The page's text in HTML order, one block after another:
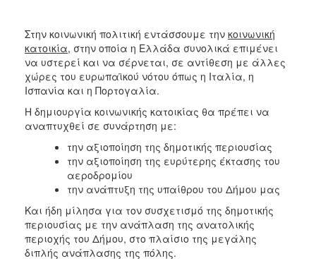
Στην κοινωνική πολιτική εντάσσουμε την κοινωνική
κατοικία, στην οποία η Ελλάδα συνολικά επιμένει
να υστερεί και να σέρνεται, σε αντίθεση με άλλες
χώρες του ευρωπαϊκού νότου όπως η Ιταλία, η
Ισπανία και η Πορτογαλία.
Η δημιουργία κοινωνικής κατοικίας θα πρέπει να
αναπτυχθεί σε συνάρτηση με:
την αξιοποίηση της δημοτικής περιουσίας
την αξιοποίηση της ευρύτερης έκτασης του
αεροδρομίου
την ανάπτυξη της υπαίθρου του Δήμου μας
Και ήδη μίλησα για τον συσχετισμό της δημοτικής
περιουσίας με την ανάπλαση της ανατολικής
περιοχής του Δήμου, στο πλαίσιο της μεγάλης
διπλής ανάπλασης της πόλης.